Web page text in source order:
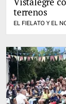
terrenos
EL FIELATO Y EL